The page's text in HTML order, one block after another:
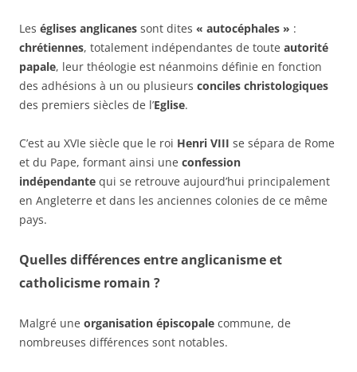
Les églises anglicanes sont dites « autocéphales » :
chrétiennes, totalement indépendantes de toute autorité
papale, leur théologie est néanmoins définie en fonction
des adhésions à un ou plusieurs conciles christologiques
des premiers siècles de l’Eglise.
C’est au XVIe siècle que le roi Henri VIII se sépara de Rome
et du Pape, formant ainsi une confession
indépendante qui se retrouve aujourd’hui principalement
en Angleterre et dans les anciennes colonies de ce même
pays.
Quellesdifférencesentreanglicanisme et
catholicisme romain ?
Malgré une organisation épiscopale commune, de
nombreuses différences sont notables.